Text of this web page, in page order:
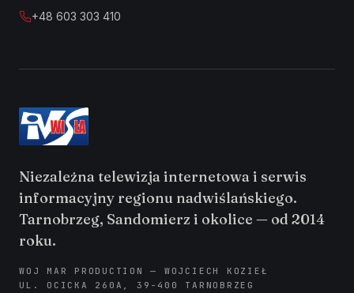
+48 603 303 410
Niezależna telewizja internetowa i serwis
informacyjny regionu nadwiślańskiego.
Tarnobrzeg, Sandomierz i okolice — od 2014
roku.
WOJ MAR PRODUCTION — WOJCIECH KOZIEŁ
UL. OCICKA 260A, 39-400 TARNOBRZEG